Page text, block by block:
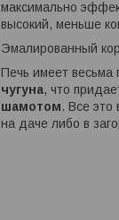
максимально
высокий, меньше
Эмалированный
Печь имеет весьма
чугуна, что
шамотом. Все это
на даче либо в